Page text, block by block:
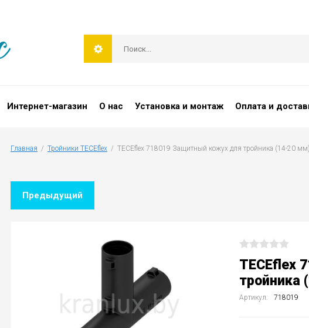
Интернет-магазин О нас Установка и монтаж Оплата и
Главная
  /
Тройники TECEflex
  /  TECEflex 718019 Защитный кожух для тройника (14-20 мм)
Предыдущий
TECEflex
тройника
Артикул: 718019